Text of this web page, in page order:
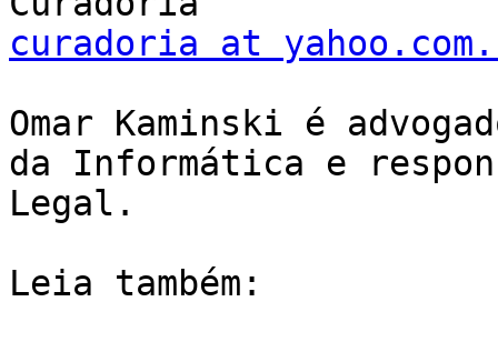
curadoria at
Omar Kaminski é
da Informática e
Legal.
Leia também: